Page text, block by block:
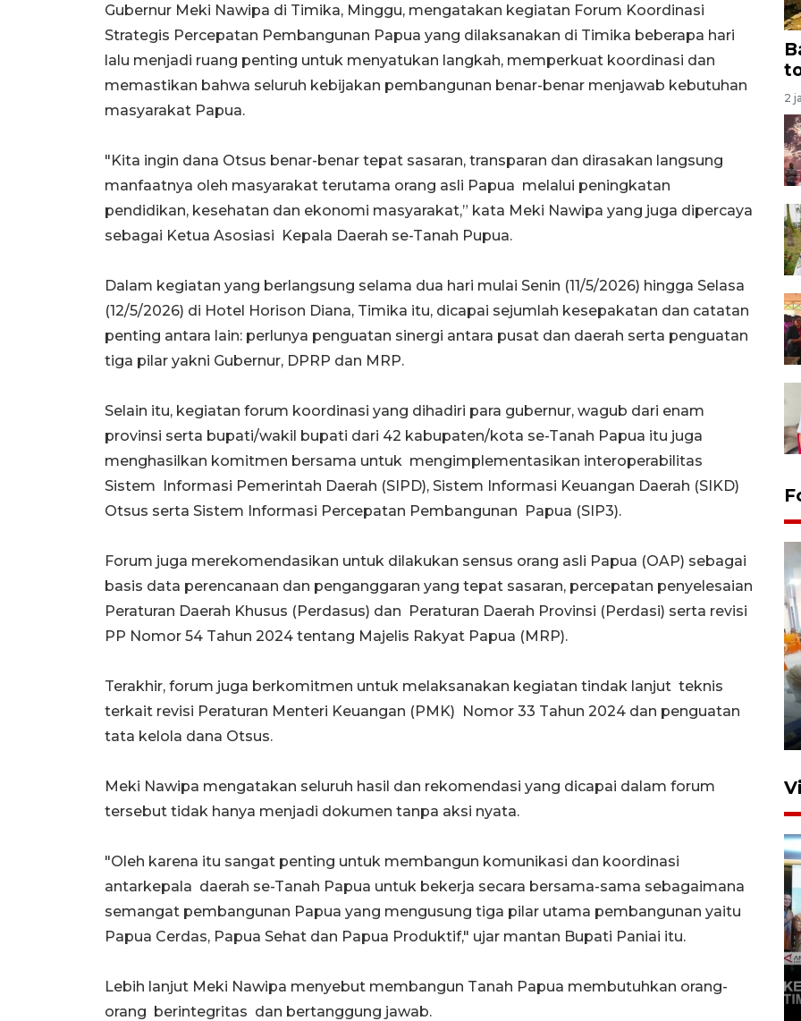
Gubernur Meki Nawipa di Timika, Minggu, mengatakan kegiatan Forum Koordinasi
Strategis Percepatan Pembangunan Papua yang dilaksanakan di Timika beberapa hari
lalu menjadi ruang penting untuk menyatukan langkah, memperkuat koordinasi dan
memastikan bahwa seluruh kebijakan pembangunan benar-benar menjawab kebutuhan
masyarakat Papua.
"Kita ingin dana Otsus benar-benar tepat sasaran, transparan dan dirasakan langsung
manfaatnya oleh masyarakat terutama orang asli Papua melalui peningkatan
pendidikan, kesehatan dan ekonomi masyarakat,” kata Meki Nawipa yang juga dipercaya
sebagai Ketua Asosiasi Kepala Daerah se-Tanah Pupua.
Dalam kegiatan yang berlangsung selama dua hari mulai Senin (11/5/2026) hingga Selasa
(12/5/2026) di Hotel Horison Diana, Timika itu, dicapai sejumlah kesepakatan dan catatan
penting antara lain: perlunya penguatan sinergi antara pusat dan daerah serta penguatan
tiga pilar yakni Gubernur, DPRP dan MRP.
Selain itu, kegiatan forum koordinasi yang dihadiri para gubernur, wagub dari enam
provinsi serta bupati/wakil bupati dari 42 kabupaten/kota se-Tanah Papua itu juga
menghasilkan komitmen bersama untuk mengimplementasikan interoperabilitas
Sistem Informasi Pemerintah Daerah (SIPD), Sistem Informasi Keuangan Daerah (SIKD)
Otsus serta Sistem Informasi Percepatan Pembangunan Papua (SIP3).
Forum juga merekomendasikan untuk dilakukan sensus orang asli Papua (OAP) sebagai
basis data perencanaan dan penganggaran yang tepat sasaran, percepatan penyelesaian
Peraturan Daerah Khusus (Perdasus) dan Peraturan Daerah Provinsi (Perdasi) serta revisi
PP Nomor 54 Tahun 2024 tentang Majelis Rakyat Papua (MRP).
Terakhir, forum juga berkomitmen untuk melaksanakan kegiatan tindak lanjut teknis
terkait revisi Peraturan Menteri Keuangan (PMK) Nomor 33 Tahun 2024 dan penguatan
tata kelola dana Otsus.
Meki Nawipa mengatakan seluruh hasil dan rekomendasi yang dicapai dalam forum
tersebut tidak hanya menjadi dokumen tanpa aksi nyata.
"Oleh karena itu sangat penting untuk membangun komunikasi dan koordinasi
antarkepala daerah se-Tanah Papua untuk bekerja secara bersama-sama sebagaimana
semangat pembangunan Papua yang mengusung tiga pilar utama pembangunan yaitu
Papua Cerdas, Papua Sehat dan Papua Produktif," ujar mantan Bupati Paniai itu.
Lebih lanjut Meki Nawipa menyebut membangun Tanah Papua membutuhkan orang-
orang berintegritas dan bertanggung jawab.
2
Mewujudkan damai di Kwamki
Narama
"CAR FREE DAY" SETIAP
SABTU